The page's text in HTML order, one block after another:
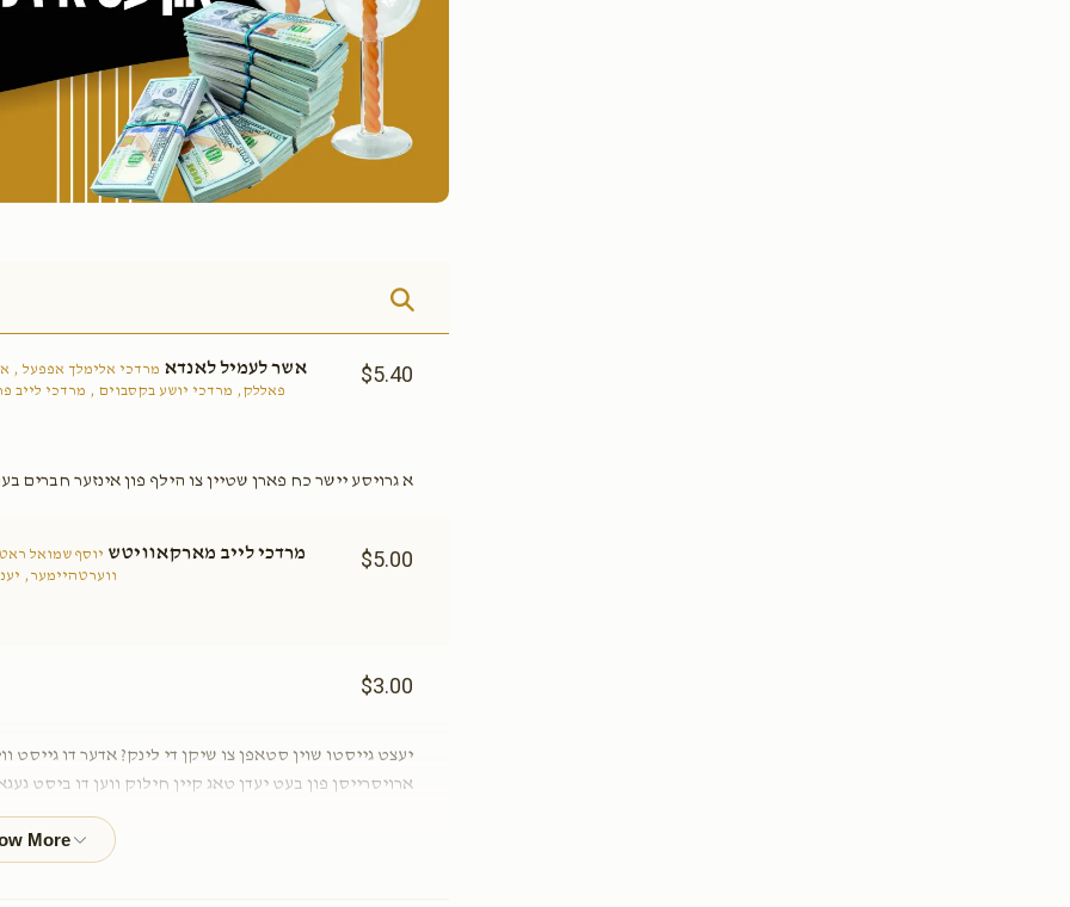
אשר לעמיל לאנדא מרדכי אלימלך אפפעל ,
פאללק, מרדכי יושע בקסבוים , מרדכי לייב
$5.40
א גרויסע יישר כח פארן שטיין צו הילף פון אינזער חברים
מרדכי לייב מארקאוויטש יוסף שמואל
ווערטהיימער,
$5.00
$3.00
ארויסרייסן פון בעט יעדן טאג קיין חילוק ווען דו ביסט